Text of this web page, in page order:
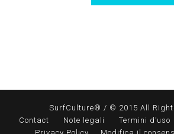
SurfCulture® / © 2015 All
Contact
Note legali Termini d’uso